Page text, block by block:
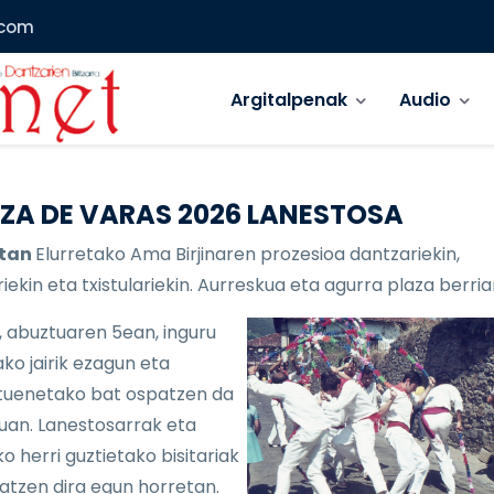
Argitalpenak Audio
DE VARAS 2026 LANESTOSA
Elurretako Ama Birjinaren prozesioa dantzariekin,
eta txistulariekin. Aurreskua eta agurra plaza
abuztuaren 5ean, inguru
jairik ezagun eta
bat ospatzen da
Lanestosarrak eta
herri guztietako bisitariak
dira egun horretan.